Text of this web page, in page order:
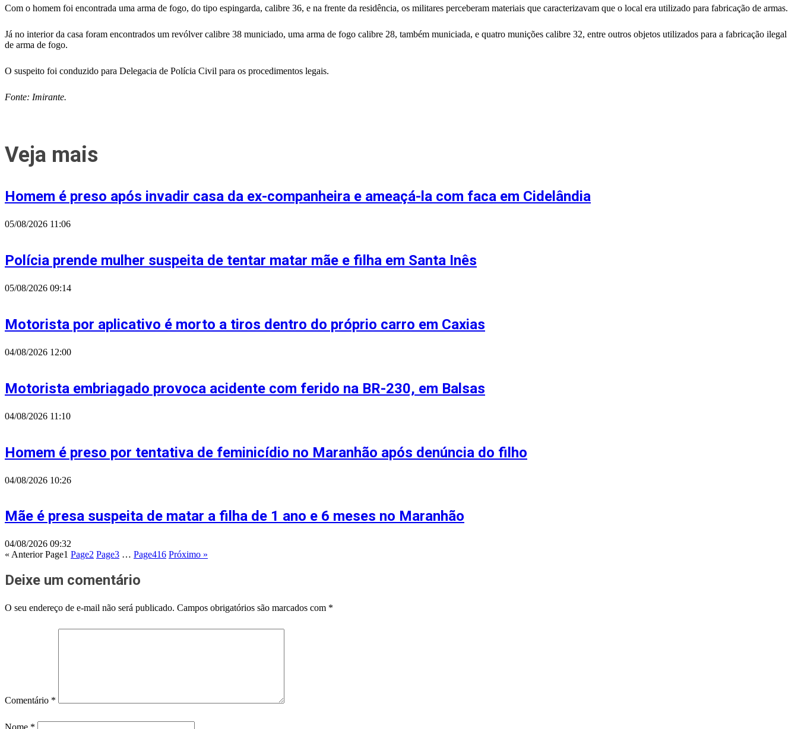
Com o homem foi encontrada uma arma de fogo, do tipo espingarda, calibre 36, e na frente da residência, os militares perceberam materiais que caracterizavam que o local era utilizado para fabricação de armas.
Já no interior da casa foram encontrados um revólver calibre 38 municiado, uma arma de fogo calibre 28, também municiada, e quatro munições calibre 32, entre outros objetos utilizados para a fabricação ilegal
de arma de fogo.
O suspeito foi conduzido para Delegacia de Polícia Civil para os procedimentos legais.
Fonte: Imirante.
Veja mais
Homem é preso após invadir casa da ex-companheira e ameaçá-la com faca em Cidelândia
05/08/2026 11:06
Polícia prende mulher suspeita de tentar matar mãe e filha em Santa Inês
05/08/2026 09:14
Motorista por aplicativo é morto a tiros dentro do próprio carro em Caxias
04/08/2026 12:00
Motorista embriagado provoca acidente com ferido na BR-230, em Balsas
04/08/2026 11:10
Homem é preso por tentativa de feminicídio no Maranhão após denúncia do filho
04/08/2026 10:26
Mãe é presa suspeita de matar a filha de 1 ano e 6 meses no Maranhão
04/08/2026 09:32
« Anterior Page1 Page2 Page3 … Page416 Próximo »
Deixe um comentário
O seu endereço de e-mail não será publicado. Campos obrigatórios são marcados com *
Comentário *